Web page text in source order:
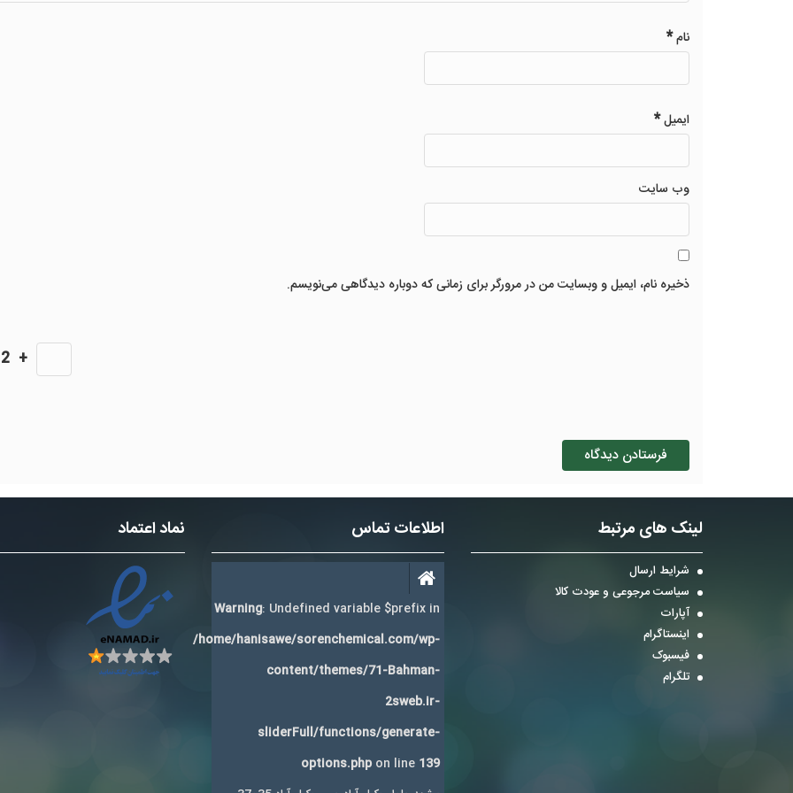
نام*
ایمیل*
وب‌ سایت
ذخیره نام، ایمیل و وبسایت من در مرورگر برای زمانی که دوباره دیدگاهی می‌نویسم.
+
2
لینک های مرتبط
شرایط ارسال
سیاست مرجوعی و عودت کالا
آپارات
اینستاگرام
فیسبوک
تلگرام
اطلاعات تماس
Warning: Undefined variable $prefix in
/home/hanisawe/sorenchemical.com/wp-
content/themes/71-Bahman-
2sweb.ir-
sliderFull/functions/generate-
options.phpon line 139
نماد اعتماد